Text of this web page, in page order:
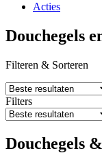
Acties
Douchegels
Filteren & Sorteren
Filters
Douchegels